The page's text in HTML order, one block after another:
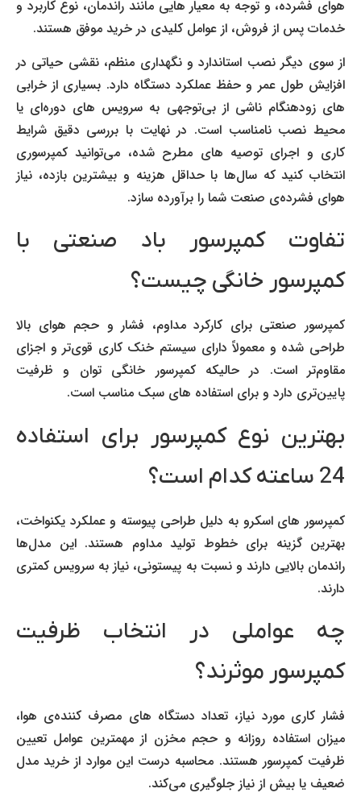
هوای فشرده، و توجه به معیار هایی مانند راندمان، نوع کاربرد و
خدمات پس از فروش، از عوامل کلیدی در خرید موفق هستند.
از سوی دیگر نصب استاندارد و نگهداری منظم، نقشی حیاتی در
افزایش طول عمر و حفظ عملکرد دستگاه دارد. بسیاری از خرابی
های زودهنگام ناشی از بی‌توجهی به سرویس های دوره‌ای یا
محیط نصب نامناسب است. در نهایت با بررسی دقیق شرایط
کاری و اجرای توصیه های مطرح شده، می‌توانید کمپرسوری
انتخاب کنید که سال‌ها با حداقل هزینه و بیشترین بازده، نیاز
هوای فشرده‌ی صنعت شما را برآورده سازد.
تفاوت کمپرسور باد صنعتی با
کمپرسور خانگی چیست؟
کمپرسور صنعتی برای کارکرد مداوم، فشار و حجم هوای بالا
طراحی شده و معمولاً دارای سیستم خنک کاری قوی‌تر و اجزای
مقاوم‌تر است. در حالیکه کمپرسور خانگی توان و ظرفیت
پایین‌تری دارد و برای استفاده های سبک مناسب است.
بهترین نوع کمپرسور برای استفاده
24 ساعته کدام است؟
کمپرسور های اسکرو به دلیل طراحی پیوسته و عملکرد یکنواخت،
بهترین گزینه برای خطوط تولید مداوم هستند. این مدل‌ها
راندمان بالایی دارند و نسبت به پیستونی، نیاز به سرویس کمتری
دارند.
چه عواملی در انتخاب ظرفیت
کمپرسور موثرند؟
فشار کاری مورد نیاز، تعداد دستگاه های مصرف کننده‌ی هوا،
میزان استفاده روزانه و حجم مخزن از مهمترین عوامل تعیین
ظرفیت کمپرسور هستند. محاسبه درست این موارد از خرید مدل
ضعیف یا بیش از نیاز جلوگیری می‌کند.